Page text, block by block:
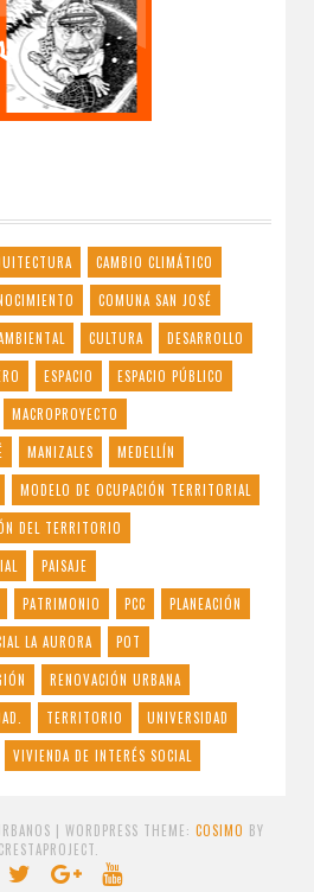
CAMBIO CLIMÁTICO
COMUNA SAN JOSÉ
CULTURA
DESARROLLO
ESPACIO
ESPACIO PÚBLICO
MACROPROYECTO
MANIZALES
MEDELLÍN
MODELO DE OCUPACIÓN TERRITORIAL
DEL TERRITORIO
PAISAJE
PATRIMONIO PCC
PLANEACIÓN
LA AURORA
POT
RENOVACIÓN URBANA
TERRITORIO
UNIVERSIDAD
VIVIENDA DE INTERÉS SOCIAL
| WORDPRESS THEME: COSIMO BY
CRESTAPROJECT.
TWITTER
GOOGLE
YOUTUBE